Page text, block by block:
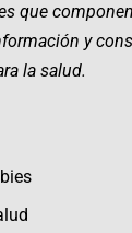
que
y
la salud.